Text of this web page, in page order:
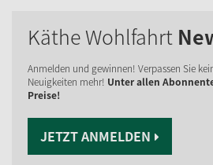
Käthe Wohlfahrt
Anmelden und gewinnen! Verpassen Sie
Neuigkeiten mehr! Unter allen
Preise!
JETZT ANMELDEN